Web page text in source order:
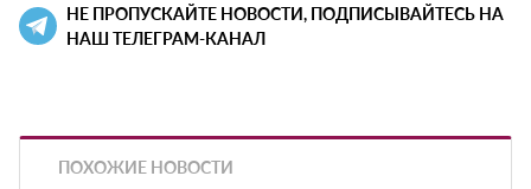
НЕ ПРОПУСКАЙТЕ НОВОСТИ, ПОДПИСЫВАЙТЕСЬ НА
НАШ ТЕЛЕГРАМ-КАНАЛ
ПОХОЖИЕ НОВОСТИ